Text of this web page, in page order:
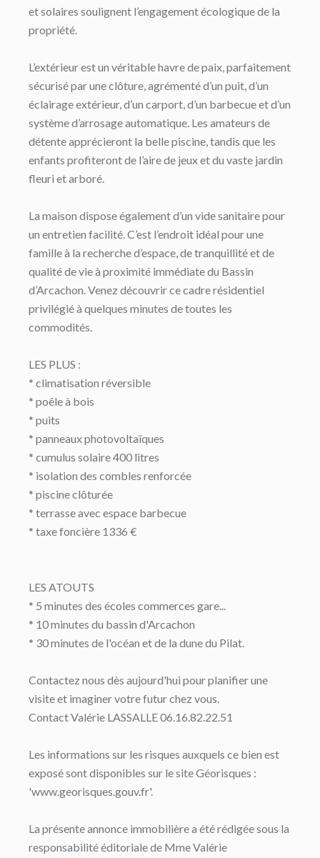
et solaires soulignent l’engagement écologique de la
propriété.
L’extérieur est un véritable havre de paix, parfaitement
sécurisé par une clôture, agrémenté d’un puit, d’un
éclairage extérieur, d’un carport, d’un barbecue et d’un
système d’arrosage automatique. Les amateurs de
détente apprécieront la belle piscine, tandis que les
enfants profiteront de l’aire de jeux et du vaste jardin
fleuri et arboré.
La maison dispose également d’un vide sanitaire pour
un entretien facilité. C’est l’endroit idéal pour une
famille à la recherche d’espace, de tranquillité et de
qualité de vie à proximité immédiate du Bassin
d’Arcachon. Venez découvrir ce cadre résidentiel
privilégié à quelques minutes de toutes les
commodités.
LES PLUS :
* climatisation réversible
* poêle à bois
* puits
* panneaux photovoltaïques
* cumulus solaire 400 litres
* isolation des combles renforcée
* piscine clôturée
* terrasse avec espace barbecue
* taxe foncière 1336 €
LES ATOUTS
* 5 minutes des écoles commerces gare...
* 10 minutes du bassin d'Arcachon
* 30 minutes de l'océan et de la dune du Pilat.
Contactez nous dès aujourd'hui pour planifier une
visite et imaginer votre futur chez vous.
Contact Valérie LASSALLE 06.16.82.22.51
Les informations sur les risques auxquels ce bien est
exposé sont disponibles sur le site Géorisques :
'www.georisques.gouv.fr'.
La présente annonce immobilière a été rédigée sous la
responsabilité éditoriale de Mme Valérie